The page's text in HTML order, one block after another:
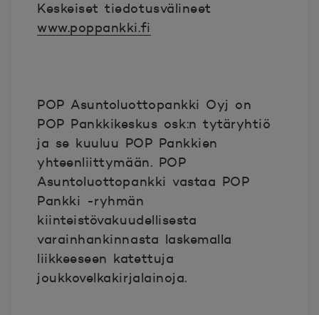
Keskeiset tiedotusvälineet
www.poppankki.fi
POP Asuntoluottopankki Oyj on
POP Pankkikeskus osk:n tytäryhtiö
ja se kuuluu POP Pankkien
yhteenliittymään. POP
Asuntoluottopankki vastaa POP
Pankki -ryhmän
kiinteistövakuudellisesta
varainhankinnasta laskemalla
liikkeeseen katettuja
joukkovelkakirjalainoja.